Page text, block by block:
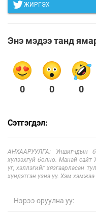
ЖИРГЭХ
Энэ мэдээ танд
0 0 0
Сэтгэгдэл:
АНХААРУУЛГА: Уншигчдын
хүлээхгүй болно. Манай
үг, хэллэгийг хязгаарласан
хүндэтгэн үзнэ үү. Хэм хэмжээ